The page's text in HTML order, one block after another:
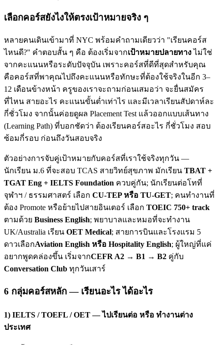
เลือกคอร์สยังไงให้ตรงเป้าหมายจริง ๆ
หลายคนเดินเข้ามาที่ NYC พร้อมคำถามเดียวว่า "เรียนคอร์ส
ไหนดี?" คำตอบสั้น ๆ คือ ต้องเริ่มจากเป้าหมายปลายทางไม่ใช่
จากคะแนนหรือระดับปัจจุบัน เพราะคอร์สที่ดีที่สุดสำหรับคุณ
คือคอร์สที่พาคุณไปถึงคะแนนหรือทักษะที่ต้องใช้จริงในอีก 3–
12 เดือนข้างหน้า ครูของเราจะถามก่อนเสมอว่า จะยื่นสมัคร
ที่ไหน สายอะไร คะแนนขั้นต่ำเท่าไร และมีเวลาเรียนสัปดาห์ละ
กี่ชั่วโมง จากนั้นค่อยดูผล Placement Test แล้วออกแบบเส้นทาง
(Learning Path) ที่บอกชัดว่า ต้องเรียนคอร์สอะไร กี่ชั่วโมง สอบ
ซ้อมกี่รอบ ก่อนถึงวันสอบจริง
ตัวอย่างการจับคู่เป้าหมายกับคอร์สที่เราใช้จริงทุกวัน —
นักเรียน ม.6 ที่จะสอบ TCAS สายวิทย์สุขภาพ มักเรียน TBAT +
TGAT Eng + IELTS Foundation ควบคู่กัน; นักเรียนต่อโทที่
จุฬาฯ / ธรรมศาสตร์ เลือก CU-TEP หรือ TU-GET; คนทำงานที่
ต้อง Promote หรือย้ายไปสายอินเตอร์ เลือก TOEIC 750+ track
ตามด้วย Business English; พยาบาลและหมอที่จะทำงาน
UK/Australia เรียน OET Medical; สายการบินและโรงแรม 5
ดาวเลือกAviation English หรือ Hospitality English; ผู้ใหญ่ที่แค่
อยากพูดคล่องขึ้น เริ่มจากCEFR A2 → B1 → B2 คู่กับ
Conversation Club ทุกวันเสาร์
6 กลุ่มคอร์สหลัก — เรียนอะไร ได้อะไร
1) IELTS / TOEFL / OET — ไปเรียนต่อ หรือ ทำงานต่าง
ประเทศ